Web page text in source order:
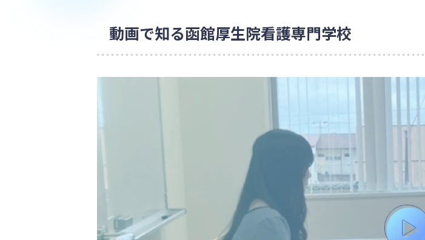
動画で知る函館厚生院看護専門学校